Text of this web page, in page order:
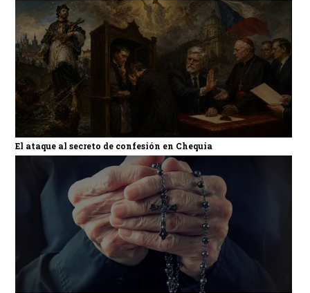
El ataque al secreto de confesión en Chequia